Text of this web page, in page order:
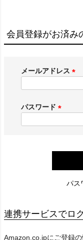
会員登録がお済み
メールアドレス
)
パスワード
)
パス
連携サービスでロ
Amazon.co.jpにご登録